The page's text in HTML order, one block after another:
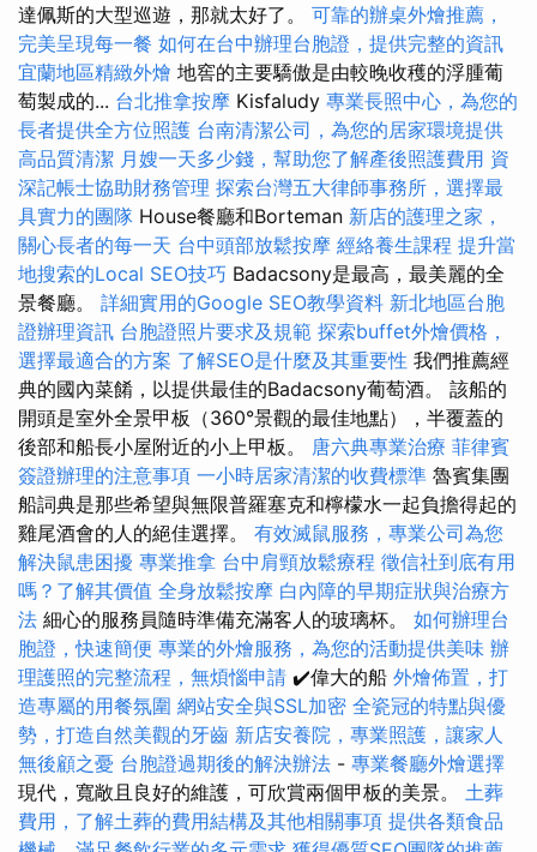
達佩斯的大型巡遊，那就太好了。 可靠的辦桌外燴推薦，
完美呈現每一餐 如何在台中辦理台胞證，提供完整的資訊
宜蘭地區精緻外燴 地窖的主要驕傲是由較晚收穫的浮腫葡
萄製成的... 台北推拿按摩 Kisfaludy 專業長照中心，為您的
長者提供全方位照護 台南清潔公司，為您的居家環境提供
高品質清潔 月嫂一天多少錢，幫助您了解產後照護費用 資
深記帳士協助財務管理 探索台灣五大律師事務所，選擇最
具實力的團隊 House餐廳和Borteman 新店的護理之家，
關心長者的每一天 台中頭部放鬆按摩 經絡養生課程 提升當
地搜索的Local SEO技巧 Badacsony是最高，最美麗的全
景餐廳。 詳細實用的Google SEO教學資料 新北地區台胞
證辦理資訊 台胞證照片要求及規範 探索buffet外燴價格，
選擇最適合的方案 了解SEO是什麼及其重要性 我們推薦經
典的國內菜餚，以提供最佳的Badacsony葡萄酒。 該船的
開頭是室外全景甲板（360°景觀的最佳地點），半覆蓋的
後部和船長小屋附近的小上甲板。 唐六典專業治療 菲律賓
簽證辦理的注意事項 一小時居家清潔的收費標準 魯賓集團
船詞典是那些希望與無限普羅塞克和檸檬水一起負擔得起的
雞尾酒會的人的絕佳選擇。 有效滅鼠服務，專業公司為您
解決鼠患困擾 專業推拿 台中肩頸放鬆療程 徵信社到底有用
嗎？了解其價值 全身放鬆按摩 白內障的早期症狀與治療方
法 細心的服務員隨時準備充滿客人的玻璃杯。 如何辦理台
胞證，快速簡便 專業的外燴服務，為您的活動提供美味 辦
理護照的完整流程，無煩惱申請 ✔️偉大的船 外燴佈置，打
造專屬的用餐氛圍 網站安全與SSL加密 全瓷冠的特點與優
勢，打造自然美觀的牙齒 新店安養院，專業照護，讓家人
無後顧之憂 台胞證過期後的解決辦法 - 專業餐廳外燴選擇
現代，寬敞且良好的維護，可欣賞兩個甲板的美景。 土葬
費用，了解土葬的費用結構及其他相關事項 提供各類食品